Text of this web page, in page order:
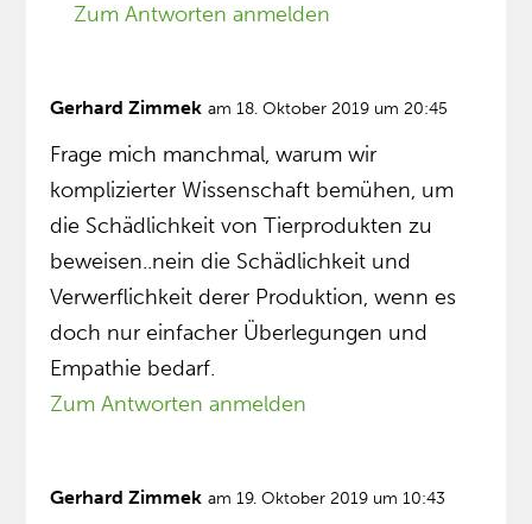
Zum Antworten anmelden
Gerhard Zimmek am 18. Oktober 2019 um 20:45
Frage mich manchmal, warum wir
komplizierter Wissenschaft bemühen, um
die Schädlichkeit von Tierprodukten zu
beweisen..nein die Schädlichkeit und
Verwerflichkeit derer Produktion, wenn es
doch nur einfacher Überlegungen und
Empathie bedarf.
Zum Antworten anmelden
Gerhard Zimmek am 19. Oktober 2019 um 10:43